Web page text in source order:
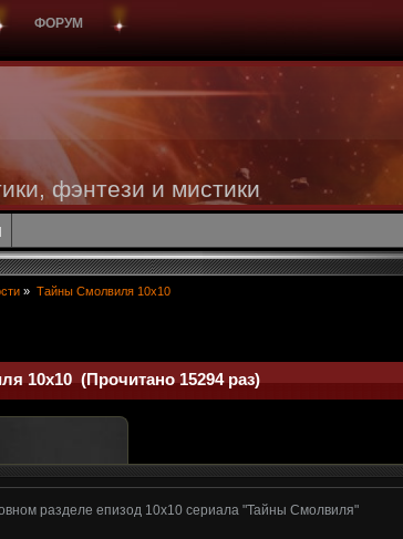
ФОРУМ
фэнтези и мистики
» Тайны Смолвиля 10x10
10x10 (Прочитано 15294 раз)
разделе епизод 10x10 сериала "Тайны Смолвиля"